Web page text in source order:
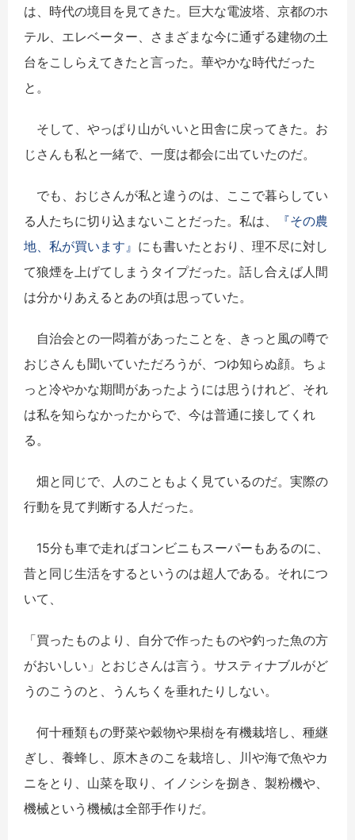
は、時代の境目を見てきた。巨大な電波塔、京都のホ
テル、エレベーター、さまざまな今に通ずる建物の土
台をこしらえてきたと言った。華やかな時代だった
と。
そして、やっぱり山がいいと田舎に戻ってきた。お
じさんも私と一緒で、一度は都会に出ていたのだ。
でも、おじさんが私と違うのは、ここで暮らしてい
る人たちに切り込まないことだった。私は、
『その農
地、私が買います』 にも書いたとおり、理不尽に対し
て狼煙を上げてしまうタイプだった。話し合えば人間
は分かりあえるとあの頃は思っていた。
自治会との一悶着があったことを、きっと風の噂で
おじさんも聞いていただろうが、つゆ知らぬ顔。ちょ
っと冷やかな期間があったようには思うけれど、それ
は私を知らなかったからで、今は普通に接してくれ
る。
畑と同じで、人のこともよく見ているのだ。実際の
行動を見て判断する人だった。
15分も車で走ればコンビニもスーパーもあるのに、
昔と同じ生活をするというのは超人である。それにつ
いて、
「買ったものより、自分で作ったものや釣った魚の方
がおいしい」とおじさんは言う。サスティナブルがど
うのこうのと、うんちくを垂れたりしない。
何十種類もの野菜や穀物や果樹を有機栽培し、種継
ぎし、養蜂し、原木きのこを栽培し、川や海で魚やカ
ニをとり、山菜を取り、イノシシを捌き、製粉機や、
機械という機械は全部手作りだ。